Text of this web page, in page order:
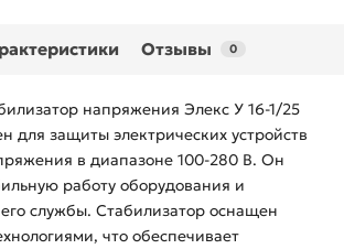
Отзывы 0
напряжения Элекс У 16-1/25
для защиты электрических устройств
в диапазоне 100-280 В. Он
работу оборудования и
службы. Стабилизатор оснащен
что обеспечивает